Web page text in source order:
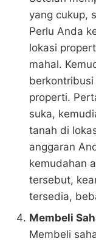
yang cukup,
Perlu Anda
lokasi
mahal.
properti.
suka,
tanah di
anggaran
kemudahan
tersebut,
tersedia,
Membeli
Membeli